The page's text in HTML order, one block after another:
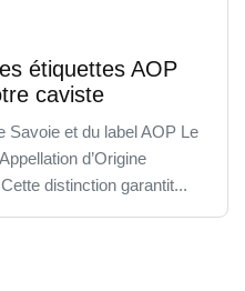
étiquettes AOP
caviste
Savoie et du label AOP Le
d’Origine
distinction garantit...